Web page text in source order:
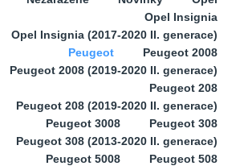
Opel Insignia
Opel Insignia (2017-2020 II. generace)
Peugeot
Peugeot 2008
Peugeot 2008 (2019-2020 II. generace)
Peugeot 208
Peugeot 208 (2019-2020 II. generace)
Peugeot 3008
Peugeot 308
Peugeot 308 (2013-2020 II. generace)
Peugeot 5008
Peugeot 508